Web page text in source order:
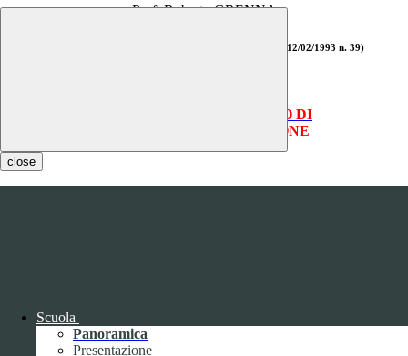
close
Scuola
Panoramica
Presentazione
Prof. Roberto GRENNA
(firma autografa sostituita ai sensi dell'art. 3, D.to Lgs 12/02/1993 n. 39)
Clicca QUI per la compilazione del MODULO DI
PRESENTAZIONE MESSA A DISPOSIZIONE
In questa schermata è possibile scegliere quali cookie consentire.